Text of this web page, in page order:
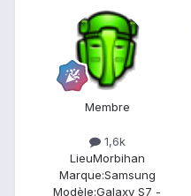
Membre
1,6k
LieuMorbihan
Marque:Samsung
Modèle:Galaxy S7 -